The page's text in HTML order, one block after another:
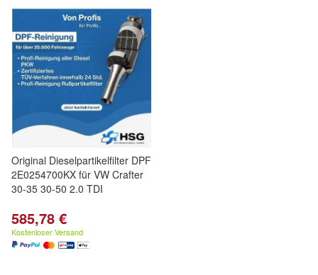
Original Dieselpartikelfilter DPF
2E0254700KX für VW Crafter
30-35 30-50 2.0 TDI
585,78 €
Kostenloser Versand